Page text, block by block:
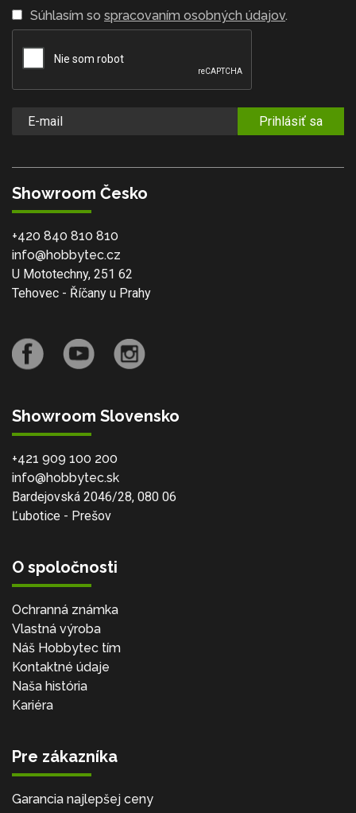
Súhlasím so spracovaním osobných údajov.
Prihlásiť sa
Showroom Česko
+420 840 810 810
info@hobbytec.cz
U Mototechny, 251 62
Tehovec - Říčany u Prahy
Showroom Slovensko
+421 909 100 200
info@hobbytec.sk
Bardejovská 2046/28, 080 06
Ľubotice - Prešov
O spoločnosti
Ochranná známka
Vlastná výroba
Náš Hobbytec tím
Kontaktné údaje
Naša história
Kariéra
Pre zákazníka
Garancia najlepšej ceny